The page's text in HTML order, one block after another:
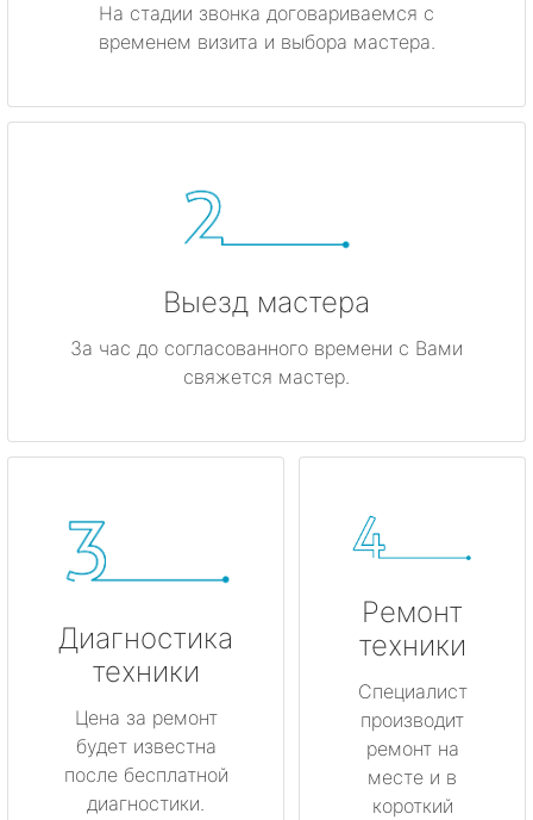
На стадии звонка договариваемся с
временем визита и выбора мастера.
Выезд мастера
За час до согласованного времени с Вами
свяжется мастер.
Диагностика
техники
Цена за ремонт
будет известна
после бесплатной
диагностики.
Ремонт
техники
Специалист
производит
ремонт на
месте и в
короткий